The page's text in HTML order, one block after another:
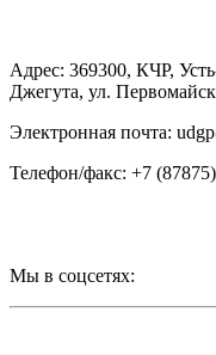
Адрес: 369300, КЧР,
Джегута, ул.
Электронная почта:
Телефон/факс: +7
Мы в соцсетях: